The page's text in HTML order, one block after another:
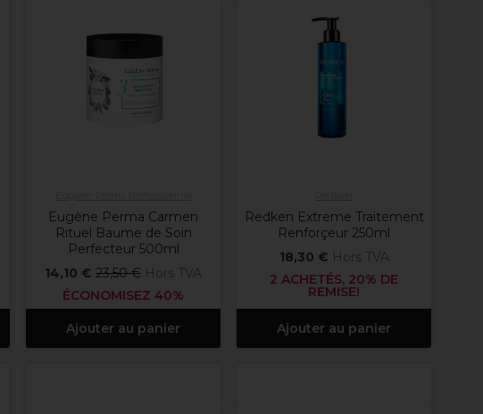
Eugène Perma Carmen
Rituel Baume de Soin
Perfecteur 500ml
14,10 € 23,50 € Hors TVA
ÉCONOMISEZ 40%
Ajouter au panier
Redken Extreme Traitement
Renforçeur 250ml
18,30 € Hors TVA
2 ACHETÉS, 20% DE
REMISE!
Ajouter au panier